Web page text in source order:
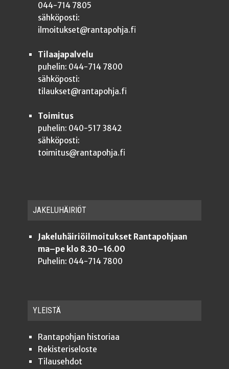
044-714 7805
sähköposti:
ilmoitukset@rantapohja.fi
Tilaajapalvelu
puhelin: 044-714 7800
sähköposti:
tilaukset@rantapohja.fi
Toimitus
puhelin: 040-517 3842
sähköposti:
toimitus@rantapohja.fi
JAKE­LU­HÄI­RIÖT
Jakeluhäiriöilmoitukset Rantapohjaan
ma–pe klo 8.30–16.00
Puhelin: 044-714 7800
YLEISTÄ
Ran­ta­poh­jan historiaa
Rekis­te­ri­se­los­te
Tilauseh­dot